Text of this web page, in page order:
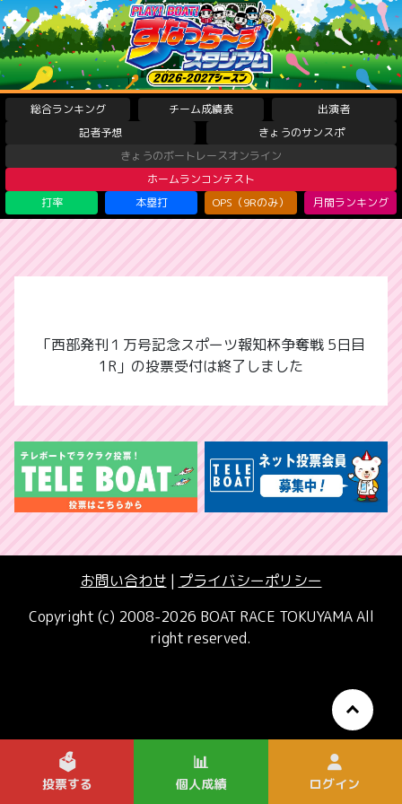
総合ランキング チーム成績表
出演者
記者予想
きょうのサンスポ
きょうのボートレースオンライン
ホームランコンテスト
打率
本塁打 OPS（9Rのみ） 月間ランキング
「西部発刊１万号記念スポーツ報知杯争奪戦 5日目
1R」の投票受付は終了しました
お問い合わせ | プライバシーポリシー
Copyright (c) 2008-2026 BOAT RACE TOKUYAMA All
right reserved.
🗳️
投票する
📊
個人成績 ログイン